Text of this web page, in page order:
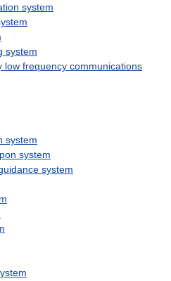
system
system
low frequency communications
system
system
system